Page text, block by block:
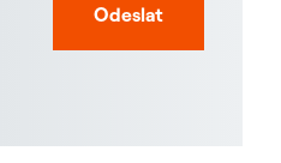
Odeslat